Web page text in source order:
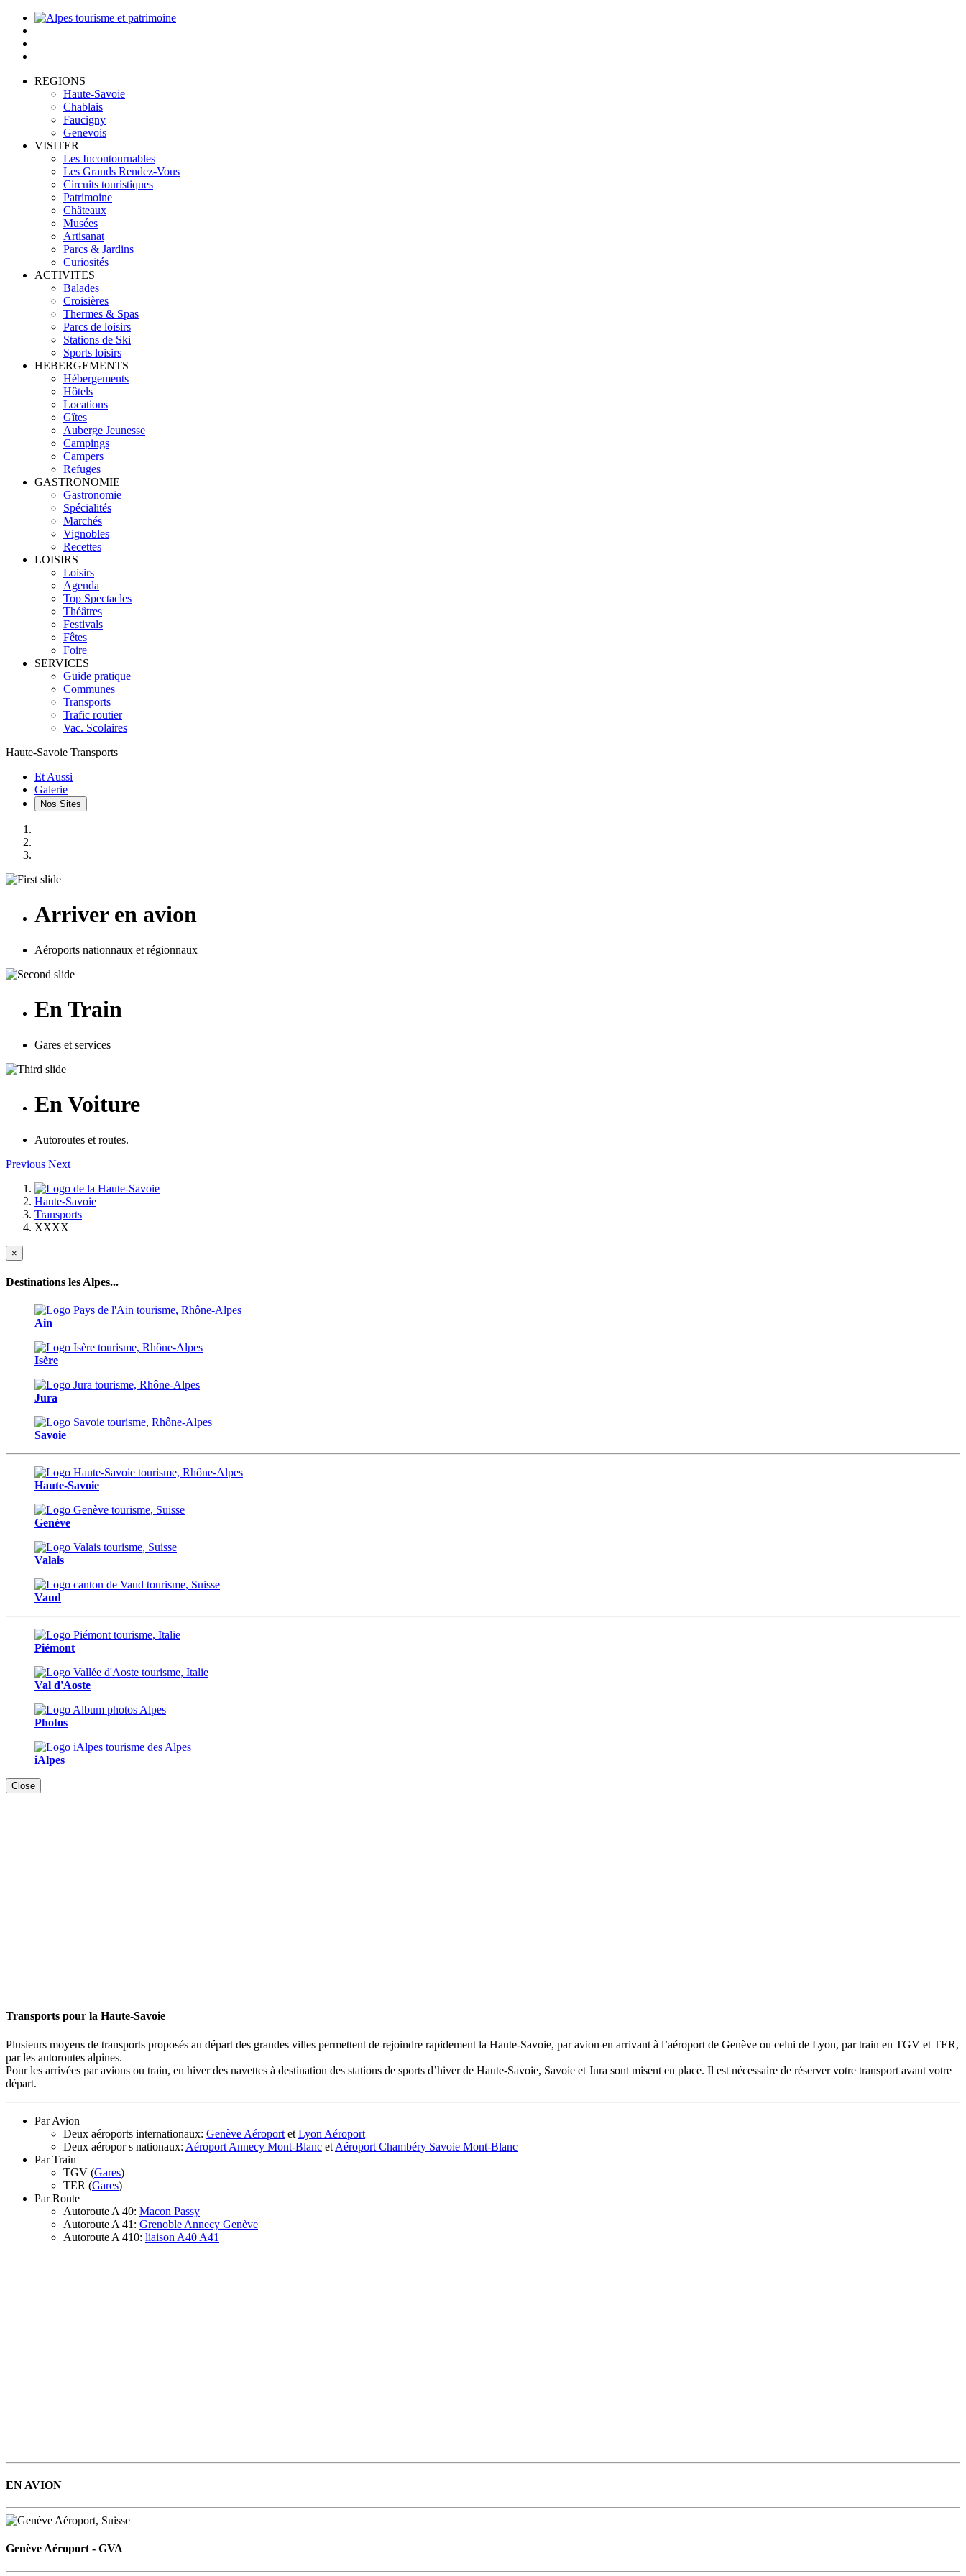
REGIONS
Haute-Savoie
Chablais
Faucigny
Genevois
VISITER
Les Incontournables
Les Grands Rendez-Vous
Circuits touristiques
Patrimoine
Châteaux
Musées
Artisanat
Parcs & Jardins
Curiosités
ACTIVITES
Balades
Croisières
Thermes & Spas
Parcs de loisirs
Stations de Ski
Sports loisirs
HEBERGEMENTS
Hébergements
Hôtels
Locations
Gîtes
Auberge Jeunesse
Campings
Campers
Refuges
GASTRONOMIE
Gastronomie
Spécialités
Marchés
Vignobles
Recettes
LOISIRS
Loisirs
Agenda
Top Spectacles
Théâtres
Festivals
Fêtes
Foire
SERVICES
Guide pratique
Communes
Transports
Trafic routier
Vac. Scolaires
Haute-Savoie Transports
Et Aussi
Galerie
Nos Sites
Arriver en avion
Aéroports nationnaux et régionnaux
En Train
Gares et services
En Voiture
Autoroutes et routes.
Previous Next
Haute-Savoie
Transports
XXXX
×
Destinations les Alpes...
Ain
Isère
Jura
Savoie
Haute-Savoie
Genève
Valais
Vaud
Piémont
Val d'Aoste
Photos
iAlpes
Close
Transports pour la Haute-Savoie
Plusieurs moyens de transports proposés au départ des grandes villes permettent de rejoindre rapidement la Haute-Savoie, par avion en arrivant à l’aéroport de Genève ou celui de Lyon, par train en TGV et TER,
par les autoroutes alpines.
Pour les arrivées par avions ou train, en hiver des navettes à destination des stations de sports d’hiver de Haute-Savoie, Savoie et Jura sont misent en place. Il est nécessaire de réserver votre transport avant votre
départ.
Par Avion
Deux aéroports internationaux: Genève Aéroport et Lyon Aéroport
Deux aéropor s nationaux: Aéroport Annecy Mont-Blanc et Aéroport Chambéry Savoie Mont-Blanc
Par Train
TGV (Gares)
TER (Gares)
Par Route
Autoroute A 40: Macon Passy
Autoroute A 41: Grenoble Annecy Genève
Autoroute A 410: liaison A40 A41
EN AVION
Genève Aéroport - GVA